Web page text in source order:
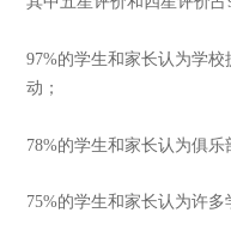
97%的学生和家长认为学
动；
78%的学生和家长认为俱乐
75%的学生和家长认为许多